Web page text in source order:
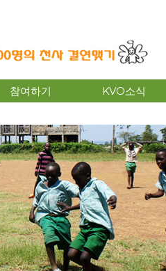
참여하기 KVO소식